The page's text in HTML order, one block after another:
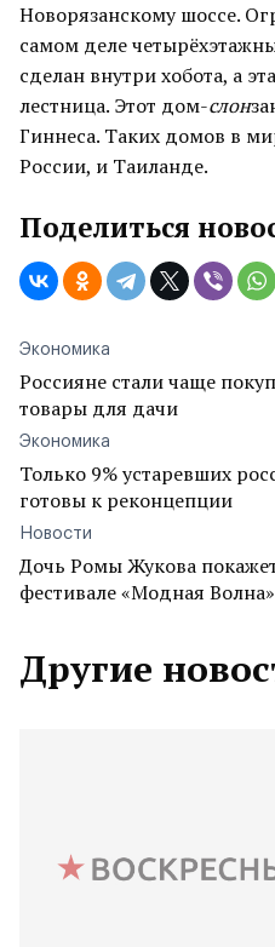
Новорязанскому шоссе.
самом деле
сделан внутри хобота, а
лестница. Этот дом-слон
Гиннеса. Таких домов в
России, и Таиланде.
Поделиться
Экономика
Россияне стали чаще
товары для дачи
Экономика
Только 9% устаревших
готовы к реконцепции
Новости
Дочь Ромы Жукова
фестивале «Модная
Другие